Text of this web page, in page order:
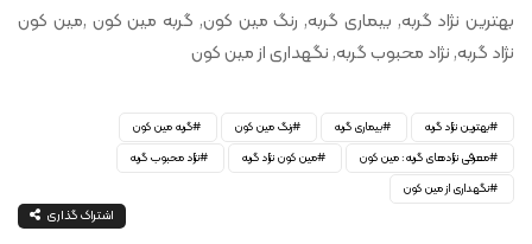
بهترین نژاد گربه, بیماری گربه, رنگ مین کون, گربه مین کون ,مین کون
نژاد گربه, نژاد محبوب گربه, نگهداری از مین کون
بهترین نژاد گربه بیماری گربه رنگ مین کون
گربه مین کون
معرفی نژادهای گربه: مین کون
مین کون نژاد گربه
نژاد محبوب گربه
نگهداری از مین کون
اشتراک گذاری